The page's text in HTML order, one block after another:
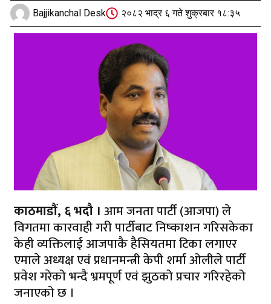
Bajjikanchal Desk २०८२ भाद्र ६ गते शुक्रबार १८:३५
काठमाडौं, ६ भदौ । आम जनता पार्टी (आजपा) ले
विगतमा कारवाही गरी पार्टीबाट निष्काशन गरिसकेका
केही व्यक्तिलाई आजपाकै हैसियतमा टिका लगाएर
एमाले अध्यक्ष एवं प्रधानमन्त्री केपी शर्मा ओलीले पार्टी
प्रवेश गरेको भन्दै भ्रमपूर्ण एवं झुठको प्रचार गरिरहेको
जनाएको छ ।